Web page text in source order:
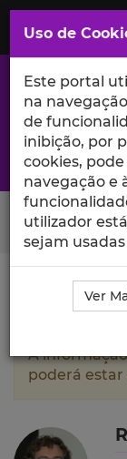
Saltar
para
Conteúdo
Principal
A excelência da
Search
Ciência_Iscte
Currículo
A
poderá estar
Uso de
Este portal
na
de
inibição, por
cookies,
navegação e
utilizador
sejam
Ver